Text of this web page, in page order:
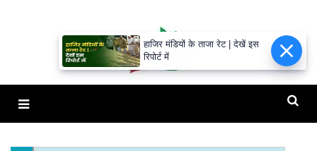
हाजिर मंडियों के ताजा रेट | देखें इस
रिपोर्ट में